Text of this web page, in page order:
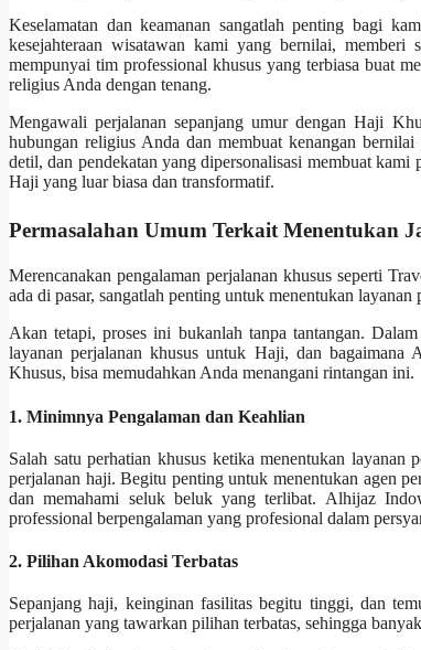
Keselamatan dan keamanan sangatlah penting bagi
kesejahteraan wisatawan kami yang bernilai, memberi
mempunyai tim professional khusus yang terbiasa buat
religius Anda dengan tenang.
Mengawali perjalanan sepanjang umur dengan Haji
hubungan religius Anda dan membuat kenangan
detil, dan pendekatan yang dipersonalisasi membuat
Haji yang luar biasa dan transformatif.
Permasalahan Umum Terkait Menentukan
Merencanakan pengalaman perjalanan khusus seperti
ada di pasar, sangatlah penting untuk menentukan
Akan tetapi, proses ini bukanlah tanpa tantangan.
layanan perjalanan khusus untuk Haji, dan bagaimana
Khusus, bisa memudahkan Anda menangani rintangan ini.
1. Minimnya Pengalaman dan Keahlian
Salah satu perhatian khusus ketika menentukan layanan
perjalanan haji. Begitu penting untuk menentukan agen
dan memahami seluk beluk yang terlibat. Alhijaz
professional berpengalaman yang profesional dalam
2. Pilihan Akomodasi Terbatas
Sepanjang haji, keinginan fasilitas begitu tinggi, dan
perjalanan yang tawarkan pilihan terbatas, sehingga